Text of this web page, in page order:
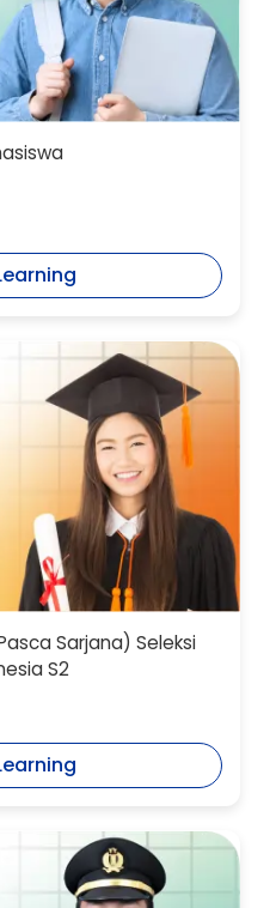
Sarjana) Seleksi
S2